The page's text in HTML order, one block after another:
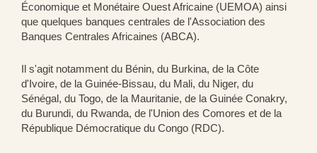
Économique et Monétaire Ouest Africaine (UEMOA) ainsi
que quelques banques centrales de l'Association des
Banques Centrales Africaines (ABCA).
Il s'agit notamment du Bénin, du Burkina, de la Côte
d'Ivoire, de la Guinée-Bissau, du Mali, du Niger, du
Sénégal, du Togo, de la Mauritanie, de la Guinée Conakry,
du Burundi, du Rwanda, de l'Union des Comores et de la
République Démocratique du Congo (RDC).